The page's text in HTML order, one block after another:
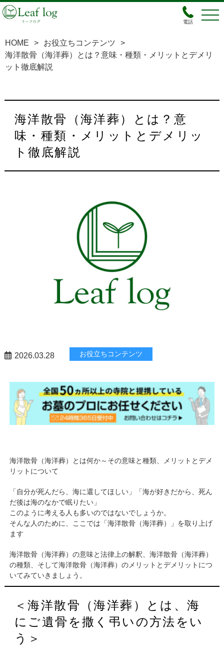
電話
HOME > お役立ちコンテンツ
>
海洋散骨（海洋葬）とは？意味・種類・メリットとデメリ
ット徹底解説
海洋散骨（海洋葬）とは？意
味・種類・メリットとデメリッ
ト徹底解説
2026.03.28 お役立ちコンテンツ
海洋散骨（海洋葬）とは何か～その意味と種類、メリットとデメ
リットについて
「自分が死んだら、海に還してほしい」「海が好きだから、死ん
だ後は海のなかで眠りたい」
このように考える人も多いのではないでしょうか。
そんな人のために、ここでは「海洋散骨（海洋葬）」を取り上げ
ます
海洋散骨（海洋葬）の意味と法律上の解釈、海洋散骨（海洋葬）
の種類、そして海洋散骨（海洋葬）のメリットとデメリットにつ
いてみていきましょう。
＜海洋散骨（海洋葬）とは、海
にご遺骨を撒く弔いの方法をい
う＞